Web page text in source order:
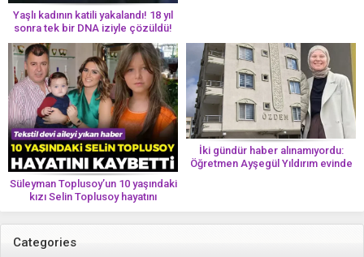
Yaşlı kadının katili yakalandı! 18 yıl
sonra tek bir DNA iziyle çözüldü!
Süleyman Toplusoy’un 10 yaşındaki
kızı Selin Toplusoy hayatını
kaybetti! ‘Ah dünya güzeli melek’
İki gündür haber alınamıyordu:
Öğretmen Ayşegül Yıldırım evinde
Categories